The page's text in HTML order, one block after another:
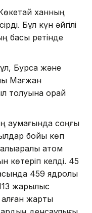
ханның
Бұл күн әйгілі
басы ретінде
Бурса және
Мағжан
толуына орай
аумағында соңғы
бойы көп
атом
көтеріп келді. 45
459 ядролық
жарылыс
жарты